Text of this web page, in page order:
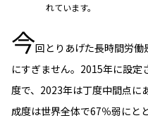
れています。
今回とりあげた長時間労
にすぎません。2015年に設定
度で、2023年は丁度中間点に
成度は世界全体で67％弱にと